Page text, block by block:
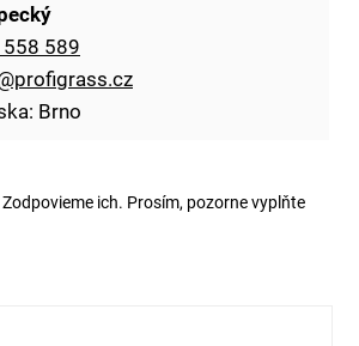
558 589
Brno
ich. Prosím, pozorne vyplňte